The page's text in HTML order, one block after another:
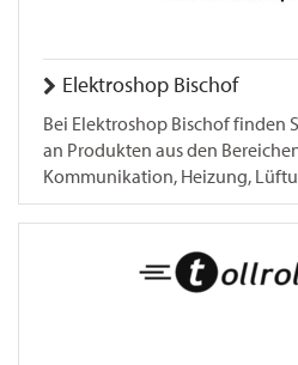
Elektroshop Bischof
Bei Elektroshop Bischof finden
an Produkten aus den
Kommunikation, Heizung,